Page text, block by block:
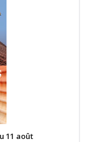
11 août